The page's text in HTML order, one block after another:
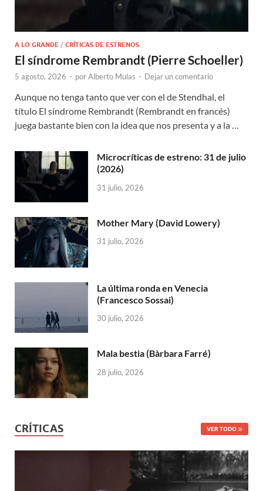
A LO GRANDE / CRÍTICAS DE ESTRENOS
El síndrome Rembrandt (Pierre Schoeller)
5 agosto, 2026 - porAlberto Mulas - Dejar un comentario
Aunque no tenga tanto que ver con el de Stendhal, el
título El síndrome Rembrandt (Rembrandt en francés)
juega bastante bien con la idea que nos presenta y a la …
Microcríticas de estreno: 31 de julio
(2026)
31 julio, 2026
Mother Mary (David Lowery)
31 julio, 2026
La última ronda en Venecia
(Francesco Sossai)
30 julio, 2026
Mala bestia (Bàrbara Farré)
28 julio, 2026
CRÍTICAS VER TODO